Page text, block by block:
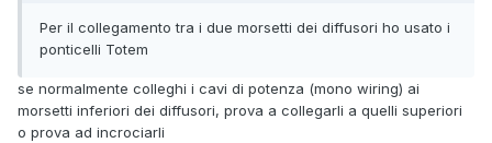
Per il collegamento tra i due morsetti dei diffusori ho usato i
ponticelli Totem
se normalmente colleghi i cavi di potenza (mono wiring) ai
morsetti inferiori dei diffusori, prova a collegarli a quelli superiori
o prova ad incrociarli